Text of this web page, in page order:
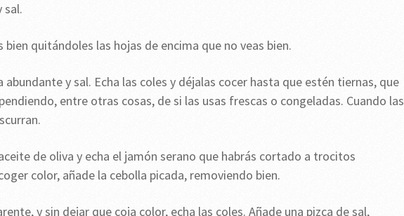
sal.
bien quitándoles las hojas de encima que no veas bien.
y sal. Echa las coles y déjalas cocer hasta que estén tiernas, que
entre otras cosas, de si las usas frescas o congeladas. Cuando las
de oliva y echa el jamón serano que habrás cortado a trocitos
color, añade la cebolla picada, removiendo bien.
y sin dejar que coja color, echa las coles. Añade una pizca de sal,